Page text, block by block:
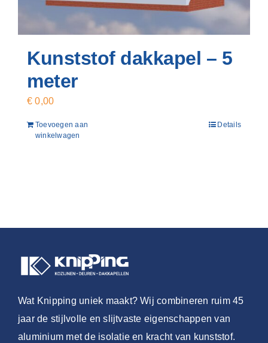
Kunststof dakkapel – 5
meter
€ 0,00
Toevoegen aan
winkelwagen
Details
Wat Knipping uniek maakt? Wij combineren ruim 45
jaar de stijlvolle en slijtvaste eigenschappen van
aluminium met de isolatie en kracht van kunststof.